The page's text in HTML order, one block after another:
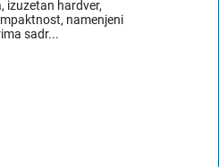
izuzetan hardver,
namenjeni
sadr...